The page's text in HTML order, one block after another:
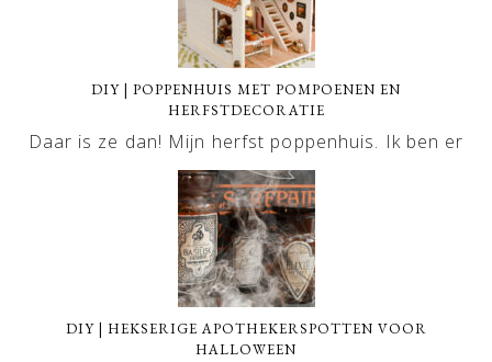
DIY | POPPENHUIS MET POMPOENEN EN
HERFSTDECORATIE
Daar is ze dan! Mijn herfst poppenhuis. Ik ben er
DIY | HEKSERIGE APOTHEKERSPOTTEN VOOR
HALLOWEEN